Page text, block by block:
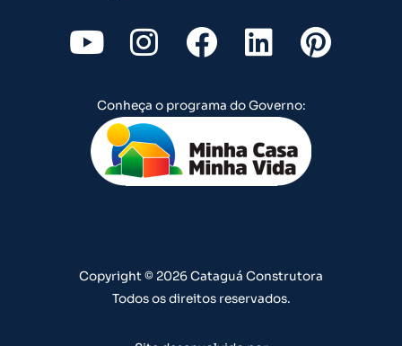
Y
o
u
t
u
b
I
n
s
t
a
g
m
F
a
c
e
b
o
L
i
n
k
e
d
P
i
t
Conheça o programa do Governo:
Copyright © 2026 Cataguá Construtora
Todos os direitos reservados.